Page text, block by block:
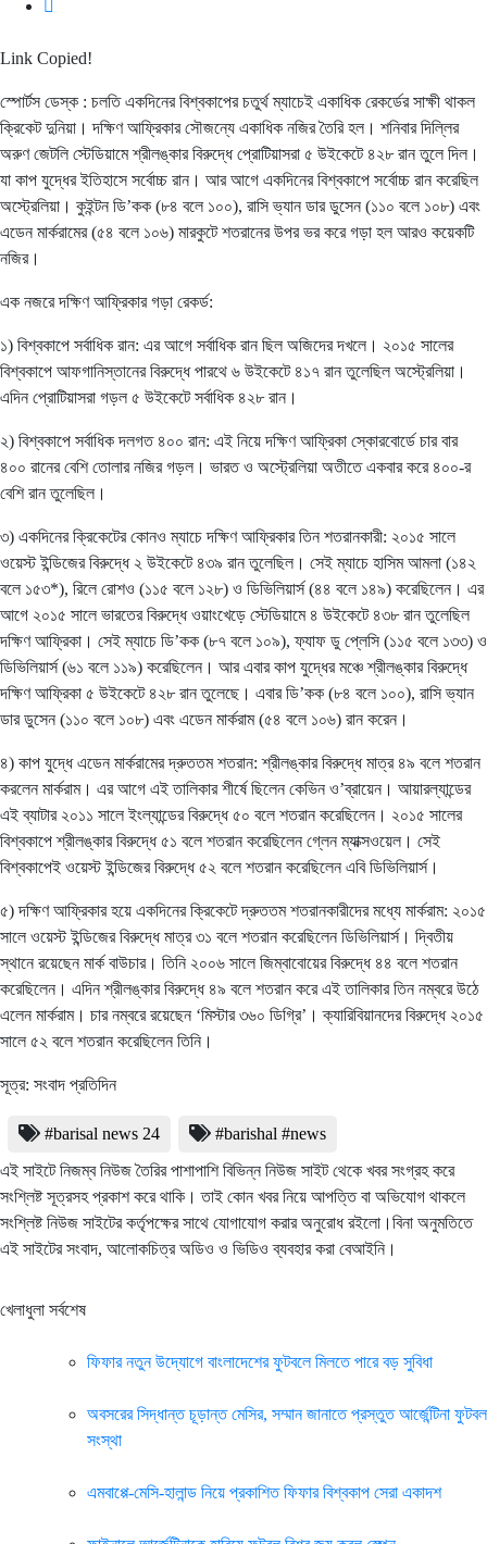
Link Copied!
স্পোর্টস ডেস্ক : চলতি একদিনের বিশ্বকাপের চতুর্থ ম্যাচেই একাধিক রেকর্ডের সাক্ষী থাকল
ক্রিকেট দুনিয়া। দক্ষিণ আফ্রিকার সৌজন্যে একাধিক নজির তৈরি হল। শনিবার দিল্লির
অরুণ জেটলি স্টেডিয়ামে শ্রীলঙ্কার বিরুদ্ধে প্রোটিয়াসরা ৫ উইকেটে ৪২৮ রান তুলে দিল।
যা কাপ যুদ্ধের ইতিহাসে সর্বোচ্চ রান। আর আগে একদিনের বিশ্বকাপে সর্বোচ্চ রান করেছিল
অস্ট্রেলিয়া। কুইন্টন ডি’কক (৮৪ বলে ১০০), রাসি ভ্যান ডার ডুসেন (১১০ বলে ১০৮) এবং
এডেন মার্করামের (৫৪ বলে ১০৬) মারকুটে শতরানের উপর ভর করে গড়া হল আরও কয়েকটি
নজির।
এক নজরে দক্ষিণ আফ্রিকার গড়া রেকর্ড:
১) বিশ্বকাপে সর্বাধিক রান: এর আগে সর্বাধিক রান ছিল অজিদের দখলে। ২০১৫ সালের
বিশ্বকাপে আফগানিস্তানের বিরুদ্ধে পারথে ৬ উইকেটে ৪১৭ রান তুলেছিল অস্ট্রেলিয়া।
এদিন প্রোটিয়াসরা গড়ল ৫ উইকেটে সর্বাধিক ৪২৮ রান।
২) বিশ্বকাপে সর্বাধিক দলগত ৪০০ রান: এই নিয়ে দক্ষিণ আফ্রিকা স্কোরবোর্ডে চার বার
৪০০ রানের বেশি তোলার নজির গড়ল। ভারত ও অস্ট্রেলিয়া অতীতে একবার করে ৪০০-র
বেশি রান তুলেছিল।
৩) একদিনের ক্রিকেটের কোনও ম্যাচে দক্ষিণ আফ্রিকার তিন শতরানকারী: ২০১৫ সালে
ওয়েস্ট ইন্ডিজের বিরুদ্ধে ২ উইকেটে ৪৩৯ রান তুলেছিল। সেই ম্যাচে হাসিম আমলা (১৪২
বলে ১৫৩*), রিলে রোশও (১১৫ বলে ১২৮) ও ডিভিলিয়ার্স (৪৪ বলে ১৪৯) করেছিলেন। এর
আগে ২০১৫ সালে ভারতের বিরুদ্ধে ওয়াংখেড়ে স্টেডিয়ামে ৪ উইকেটে ৪৩৮ রান তুলেছিল
দক্ষিণ আফ্রিকা। সেই ম্যাচে ডি’কক (৮৭ বলে ১০৯), ফ্যাফ ডু প্লেসি (১১৫ বলে ১৩৩) ও
ডিভিলিয়ার্স (৬১ বলে ১১৯) করেছিলেন। আর এবার কাপ যুদ্ধের মঞ্চে শ্রীলঙ্কার বিরুদ্ধে
দক্ষিণ আফ্রিকা ৫ উইকেটে ৪২৮ রান তুলেছে। এবার ডি’কক (৮৪ বলে ১০০), রাসি ভ্যান
ডার ডুসেন (১১০ বলে ১০৮) এবং এডেন মার্করাম (৫৪ বলে ১০৬) রান করেন।
৪) কাপ যুদ্ধে এডেন মার্করামের দ্রুততম শতরান: শ্রীলঙ্কার বিরুদ্ধে মাত্র ৪৯ বলে শতরান
করলেন মার্করাম। এর আগে এই তালিকার শীর্ষে ছিলেন কেভিন ও’ব্রায়েন। আয়ারল্যান্ডের
এই ব্যাটার ২০১১ সালে ইংল্যান্ডের বিরুদ্ধে ৫০ বলে শতরান করেছিলেন। ২০১৫ সালের
বিশ্বকাপে শ্রীলঙ্কার বিরুদ্ধে ৫১ বলে শতরান করেছিলেন গ্লেন ম্যাক্সওয়েল। সেই
বিশ্বকাপেই ওয়েস্ট ইন্ডিজের বিরুদ্ধে ৫২ বলে শতরান করেছিলেন এবি ডিভিলিয়ার্স।
৫) দক্ষিণ আফ্রিকার হয়ে একদিনের ক্রিকেটে দ্রুততম শতরানকারীদের মধ্যে মার্করাম: ২০১৫
সালে ওয়েস্ট ইন্ডিজের বিরুদ্ধে মাত্র ৩১ বলে শতরান করেছিলেন ডিভিলিয়ার্স। দ্বিতীয়
স্থানে রয়েছেন মার্ক বাউচার। তিনি ২০০৬ সালে জিম্বাবোয়ের বিরুদ্ধে ৪৪ বলে শতরান
করেছিলেন। এদিন শ্রীলঙ্কার বিরুদ্ধে ৪৯ বলে শতরান করে এই তালিকার তিন নম্বরে উঠে
এলেন মার্করাম। চার নম্বরে রয়েছেন ‘মিস্টার ৩৬০ ডিগ্রি’। ক্যারিবিয়ানদের বিরুদ্ধে ২০১৫
সালে ৫২ বলে শতরান করেছিলেন তিনি।
সূত্র: সংবাদ প্রতিদিন
#barisal news 24
#barishal #news
এই সাইটে নিজম্ব নিউজ তৈরির পাশাপাশি বিভিন্ন নিউজ সাইট থেকে খবর সংগ্রহ করে
সংশ্লিষ্ট সূত্রসহ প্রকাশ করে থাকি। তাই কোন খবর নিয়ে আপত্তি বা অভিযোগ থাকলে
সংশ্লিষ্ট নিউজ সাইটের কর্তৃপক্ষের সাথে যোগাযোগ করার অনুরোধ রইলো।বিনা অনুমতিতে
এই সাইটের সংবাদ, আলোকচিত্র অডিও ও ভিডিও ব্যবহার করা বেআইনি।
খেলাধুলা সর্বশেষ
ফিফার নতুন উদ্যোগে বাংলাদেশের ফুটবলে মিলতে পারে বড় সুবিধা
অবসরের সিদ্ধান্ত চূড়ান্ত মেসির, সম্মান জানাতে প্রস্তুত আর্জেন্টিনা ফুটবল
সংস্থা
এমবাপ্পে-মেসি-হালান্ড নিয়ে প্রকাশিত ফিফার বিশ্বকাপ সেরা একাদশ